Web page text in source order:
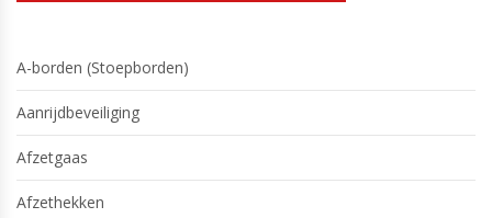
A-borden (Stoepborden)
Aanrijdbeveiliging
Afzetgaas
Afzethekken